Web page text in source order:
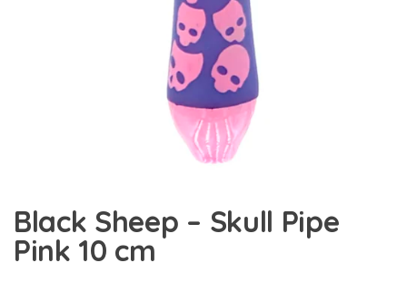
Black Sheep – Skull Pipe
Pink 10 cm